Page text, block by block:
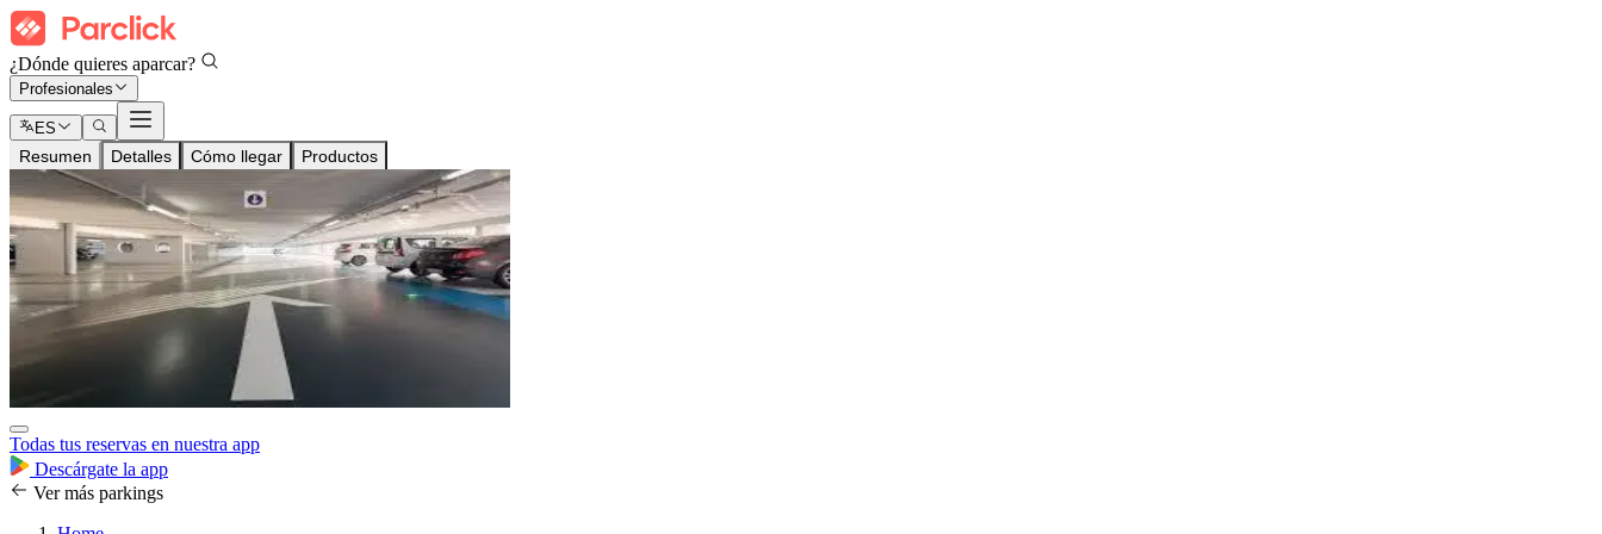
¿Dónde quieres aparcar?
Profesionales
ES
Resumen Detalles Cómo llegar Productos
Todas tus reservas en nuestra app
Descárgate la app
Ver más parkings